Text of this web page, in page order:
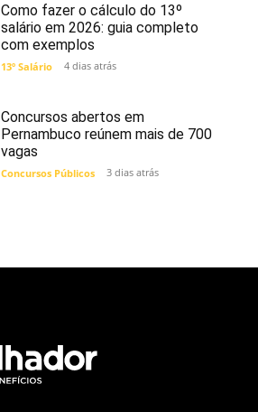
Como fazer o cálculo do 13º
salário em 2026: guia completo
com exemplos
13º Salário 4 dias atrás
Concursos abertos em
Pernambuco reúnem mais de 700
vagas
Concursos Públicos 3 dias atrás